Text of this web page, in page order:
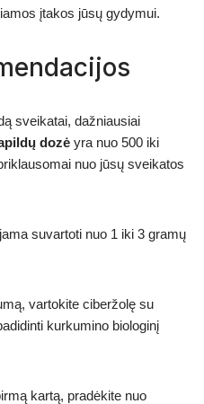
įtakos jūsų gydymui.
sveikatai, dažniausiai
dozė yra nuo 500 iki
nuo jūsų sveikatos
suvartoti nuo 1 iki 3 gramų
vartokite ciberžolę su
kurkumino biologinį
kartą, pradėkite nuo